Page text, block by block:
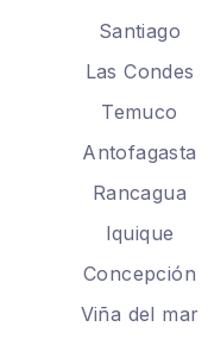
Santiago
Las Condes
Temuco
Antofagasta
Rancagua
Iquique
Concepción
Viña del mar